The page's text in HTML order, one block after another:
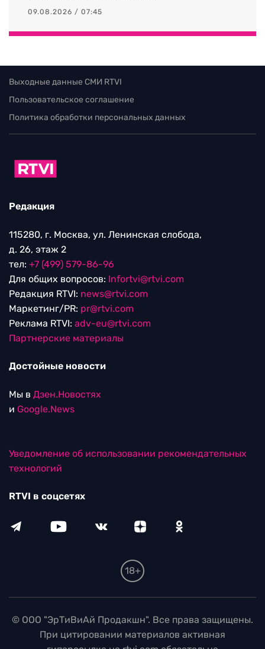
09.08.2026 / 07:45
Выходные данные СМИ RTVI
Пользовательское соглашение
Политика обработки персональных данных
Редакция
115280, г. Москва, ул. Ленинская слобода,
д. 26, этаж 2
тел: +7 (499) 579-86-96
Для общих вопросов: Infortvi@rtvi.com
Редакция RTVI: news@rtvi.com
Маркетинг/PR: pr@rtvi.com
Реклама RTVI: adv-eu@rtvi.com
Партнерские материалы
Достойные новости
Мы в Дзен.Новостях
и Google.News
Уведомление об использовании рекомендательных
технологий
RTVI в соцсетях
18+
© ООО "ЭрТиВиАй Продакшн". Все права защищены.
При цитировании материалов активная